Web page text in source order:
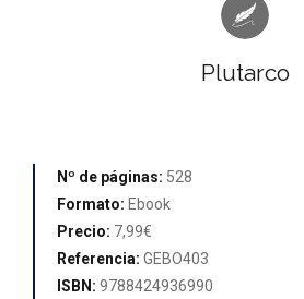
Plutarco
Nº de páginas: 528
Formato: Ebook
Precio: 7,99€
Referencia: GEBO403
ISBN: 9788424936990